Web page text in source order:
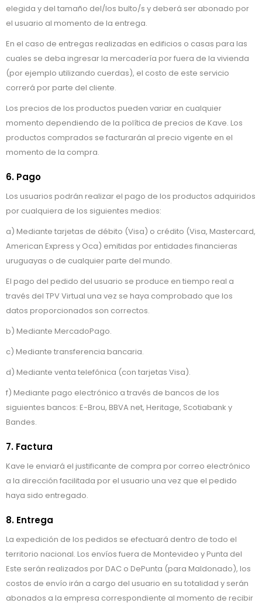
elegida y del tamaño del/los bulto/s y deberá ser abonado por
el usuario al momento de la entrega.
En el caso de entregas realizadas en edificios o casas para las
cuales se deba ingresar la mercadería por fuera de la vivienda
(por ejemplo utilizando cuerdas), el costo de este servicio
correrá por parte del cliente.
Los precios de los productos pueden variar en cualquier
momento dependiendo de la política de precios de Kave. Los
productos comprados se facturarán al precio vigente en el
momento de la compra.
6. Pago
Los usuarios podrán realizar el pago de los productos adquiridos
por cualquiera de los siguientes medios:
a) Mediante tarjetas de débito (Visa) o crédito (Visa, Mastercard,
American Express y Oca) emitidas por entidades financieras
uruguayas o de cualquier parte del mundo.
El pago del pedido del usuario se produce en tiempo real a
través del TPV Virtual una vez se haya comprobado que los
datos proporcionados son correctos.
b) Mediante MercadoPago.
c) Mediante transferencia bancaria.
d) Mediante venta telefónica (con tarjetas Visa).
f) Mediante pago electrónico a través de bancos de los
siguientes bancos: E-Brou, BBVA net, Heritage, Scotiabank y
Bandes.
7. Factura
Kave le enviará el justificante de compra por correo electrónico
a la dirección facilitada por el usuario una vez que el pedido
haya sido entregado.
8. Entrega
La expedición de los pedidos se efectuará dentro de todo el
territorio nacional. Los envíos fuera de Montevideo y Punta del
Este serán realizados por DAC o DePunta (para Maldonado), los
costos de envío irán a cargo del usuario en su totalidad y serán
abonados a la empresa correspondiente al momento de recibir